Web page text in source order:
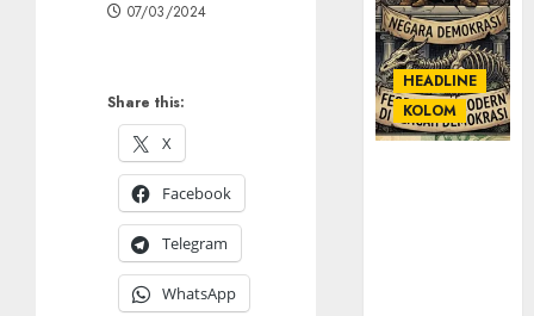
Share this:
X
Facebook
Telegram
WhatsApp
07/03/2024
HEADLINE
KOLOM